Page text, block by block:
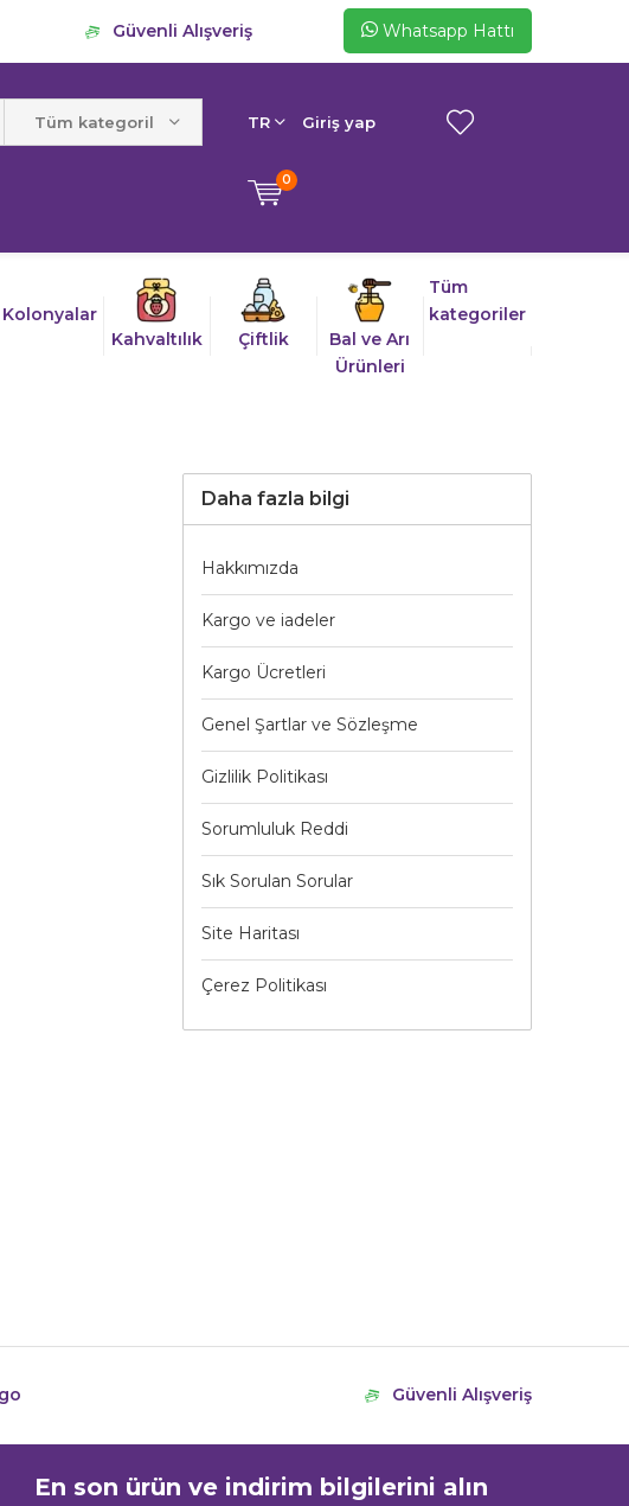
Güvenli Alışveriş Whatsapp Hattı
Tüm kategoriler TR Giriş yap
0
Kolonyalar
Kahvaltılık
Çiftlik
Bal ve Arı
Ürünleri
Tüm
kategoriler
Daha fazla bilgi
Hakkımızda
Kargo ve iadeler
Kargo Ücretleri
Genel Şartlar ve Sözleşme
Gizlilik Politikası
Sorumluluk Reddi
Sık Sorulan Sorular
Site Haritası
Çerez Politikası
Güvenli Alışveriş
En son ürün ve indirim bilgilerini alın